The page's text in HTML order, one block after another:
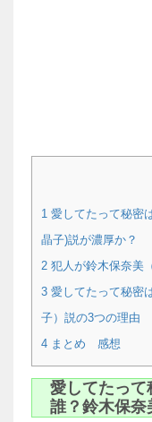
1 愛してたって秘密
晶子)説が濃厚か？
2 犯人が鈴木保奈美
3 愛してたって秘密
子）説の3つの理由
4 まとめ 感想
愛してたっ
誰？鈴木保奈